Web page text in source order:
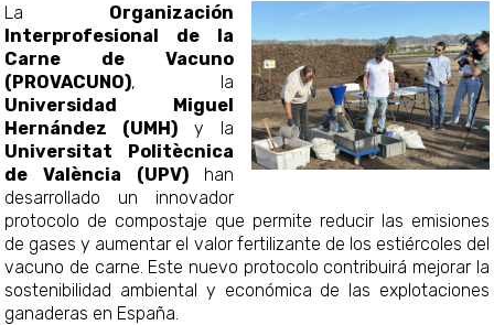
La Organización
Interprofesional de la
Carne de Vacuno
(PROVACUNO), la
Universidad Miguel
Hernández (UMH) y la
Universitat Politècnica
de València (UPV)han
desarrollado un innovador
protocolo de compostaje que permite reducir las emisiones
de gases y aumentar el valor fertilizante de los estiércoles del
vacuno de carne. Este nuevo protocolo contribuirá mejorar la
sostenibilidad ambiental y económica de las explotaciones
ganaderas en España.